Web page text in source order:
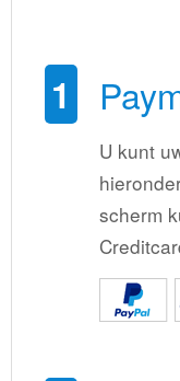
1
U kunt
scherm